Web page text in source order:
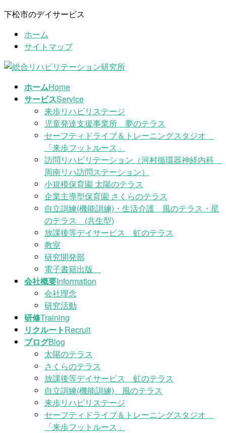
コ
ツ
ナ
シ
下松市のデイサービス
ホーム
サイトマップ
ホームHome
サービスService
来歩リハビリステージ
児童発達支援事業所 夢のテラス
セーフティドライブ＆トレーニングスタジオ
「来歩フットルース」
訪問リハビリテーション（河村循環器神経内科
周南リハ訪問ステーション）
小規模保育園 太陽のテラス
企業主導型保育園 さくらのテラス
自立訓練(機能訓練)・生活介護 風のテラス・星
のテラス (共生型)
放課後等デイサービス 虹のテラス
教室
研究開発部
電子書籍出版
会社概要Information
会社理念
研究活動
研修Training
リクルートRecruit
ブログBlog
太陽のテラス
さくらのテラス
放課後等デイサービス 虹のテラス
自立訓練(機能訓練) 風のテラス
来歩リハビリステージ
セーフティドライブ＆トレーニングスタジオ
「来歩フットルース」